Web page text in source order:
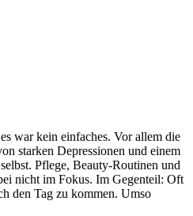
war kein einfaches. Vor allem die
starken Depressionen und einem
Pflege, Beauty-Routinen und
nicht im Fokus. Im Gegenteil: Oft
den Tag zu kommen. Umso